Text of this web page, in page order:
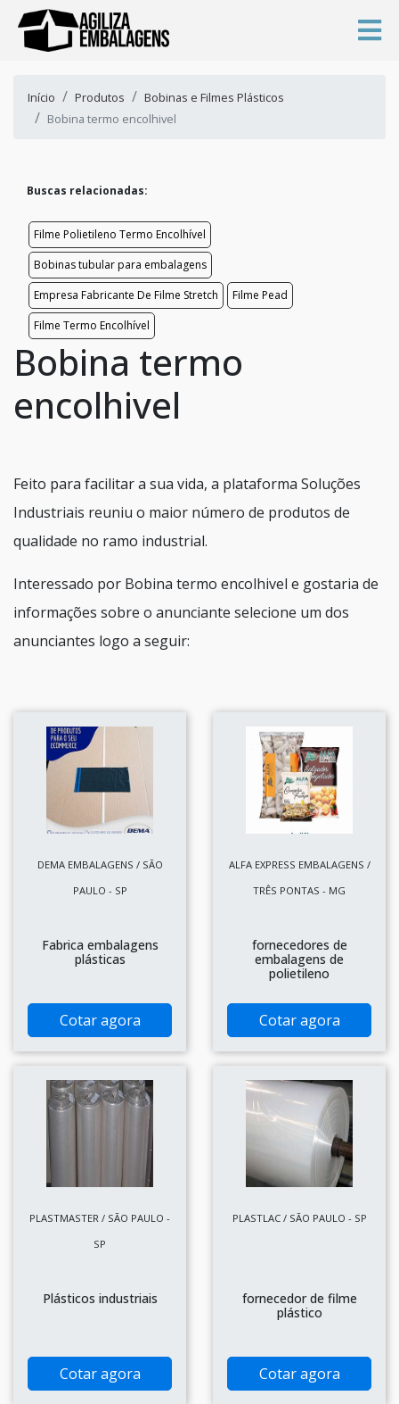
Início Produtos
Bobinas e Filmes Plásticos
Bobina termo encolhivel
Buscas relacionadas:
Filme Polietileno Termo Encolhível
Bobinas tubular para embalagens
Empresa Fabricante De Filme Stretch
Filme Pead
Filme Termo Encolhível
Bobina termo
encolhivel
Feito para facilitar a sua vida, a plataforma Soluções
Industriais reuniu o maior número de produtos de
qualidade no ramo industrial.
Interessado por Bobina termo encolhivel e gostaria de
informações sobre o anunciante selecione um dos
anunciantes logo a seguir:
DEMA EMBALAGENS / SÃO
PAULO - SP
Fabrica embalagens
plásticas
Cotar agora
ALFA EXPRESS EMBALAGENS /
TRÊS PONTAS - MG
fornecedores de
embalagens de
polietileno
Cotar agora
PLASTMASTER / SÃO PAULO -
SP
Plásticos industriais
Cotar agora
PLASTLAC / SÃO PAULO - SP
fornecedor de filme
plástico
Cotar agora